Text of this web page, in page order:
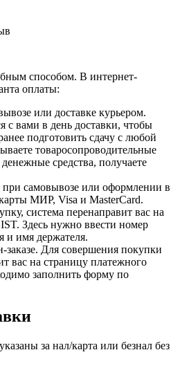
способом. В интернет-
оплаты:
или доставке курьером.
с вами в день доставки, чтобы
подготовить сдачу с любой
товаросопроводительные
средства, получаете
при самовывозе или оформлении в
МИР, Visa и MasterCard.
система перенаправит вас на
Здесь нужно ввести номер
и имя держателя.
Для совершения покупки
вас на страницу платежного
заполнить форму по
за нал/карта или безнал без